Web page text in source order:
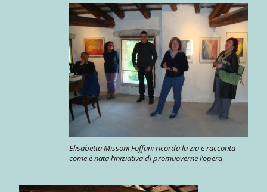
Elisabetta Missoni Foffani ricorda la zia e racconta
come è nata l’iniziativa di promuoverne l’opera